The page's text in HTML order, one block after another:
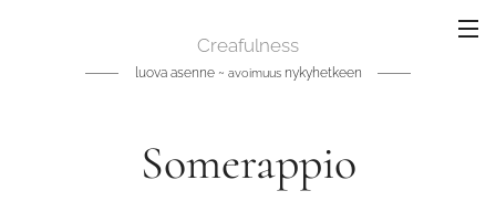
Creafulness
luova asenne ~ avoimuusnykyhetkeen
Somerappio